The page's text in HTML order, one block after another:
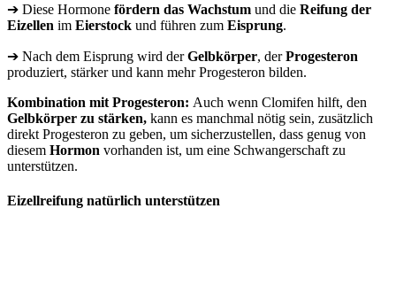
➔ Diese Hormone fördern das Wachstum und die Reifung der
Eizellen im Eierstock und führen zum Eisprung.
➔ Nach dem Eisprung wird derGelbkörper, derProgesteron
produziert, stärker und kann mehr Progesteron bilden.
Kombination mit Progesteron: Auch wenn Clomifen hilft, den
Gelbkörper zu stärken, kann es manchmal nötig sein, zusätzlich
direkt Progesteron zu geben, um sicherzustellen, dass genug von
diesem Hormon vorhanden ist, um eine Schwangerschaft zu
unterstützen.
Eizellreifung natürlich unterstützen